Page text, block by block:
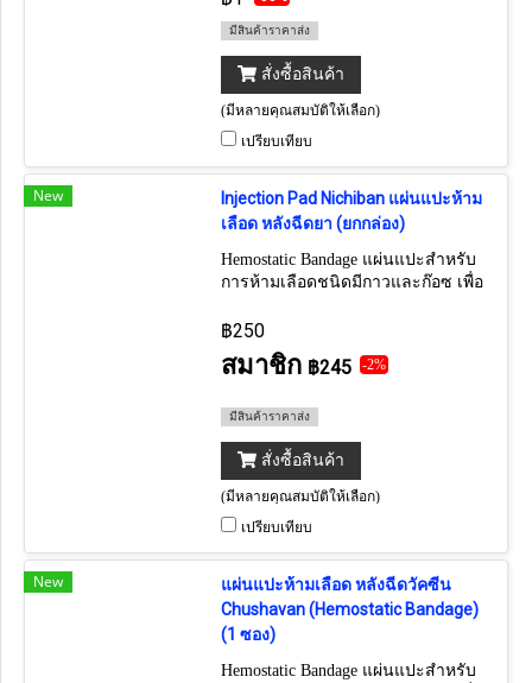
มีสินค้าราคาส่ง
สั่งซื้อสินค้า
(มีหลายคุณสมบัติให้เลือก)
เปรียบเทียบ
New
Injection Pad Nichiban แผ่นแปะห้าม
เลือด หลังฉีดยา (ยกกล่อง)
Hemostatic Bandage แผ่นแปะสำหรับ
การห้ามเลือดชนิดมีกาวและก๊อซ เพื่อ
฿250
สมาชิก ฿245 -2%
มีสินค้าราคาส่ง
สั่งซื้อสินค้า
(มีหลายคุณสมบัติให้เลือก)
เปรียบเทียบ
New
แผ่นแปะห้ามเลือด หลังฉีดวัคซีน
Chushavan (Hemostatic Bandage)
(1 ซอง)
Hemostatic Bandage แผ่นแปะสำหรับ